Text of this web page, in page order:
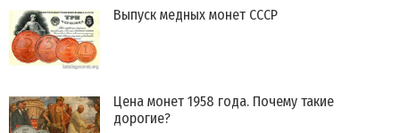
Выпуск медных монет СССР
Цена монет 1958 года. Почему такие
дорогие?